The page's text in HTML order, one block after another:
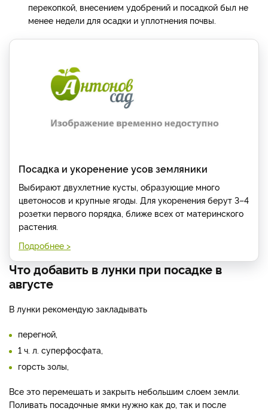
перекопкой, внесением удобрений и посадкой был не
менее недели для осадки и уплотнения почвы.
Посадка и укоренение усов земляники
Выбирают двухлетние кусты, образующие много
цветоносов и крупные ягоды. Для укоренения берут 3–4
розетки первого порядка, ближе всех от материнского
растения.
Подробнее >
Что добавить в лунки при посадке в
августе
В лунки рекомендую закладывать
перегной,
1 ч. л. суперфосфата,
горсть золы,
Все это перемешать и закрыть небольшим слоем земли.
Поливать посадочные ямки нужно как до, так и после